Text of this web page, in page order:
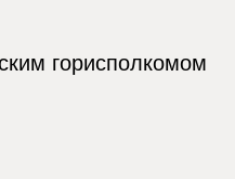
горисполкомом